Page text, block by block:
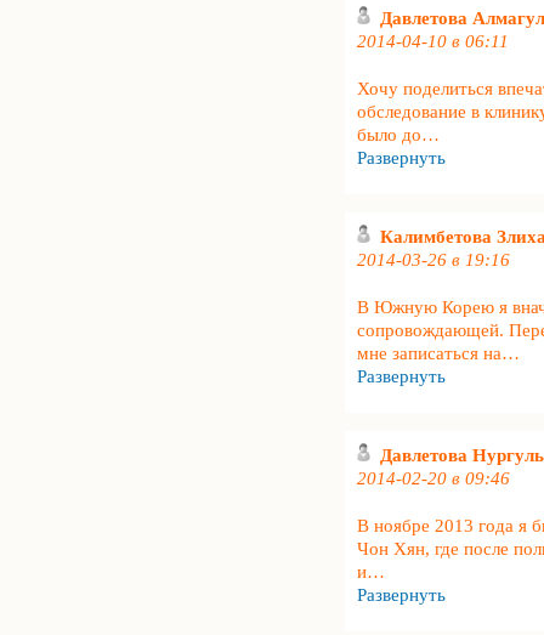
Давлетова
2014-04-10 в 06:11
Хочу поделиться
обследование в
было до…
Развернуть
Калимбетова
2014-03-26 в 19:16
В Южную Корею я
сопровождающей.
мне записаться на…
Развернуть
Давлетова
2014-02-20 в 09:46
В ноябре 2013 года я
Чон Хян, где после
и…
Развернуть